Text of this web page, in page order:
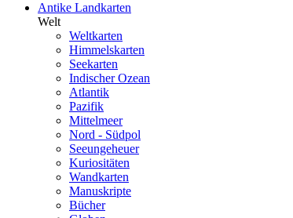
Antike Landkarten
Welt
Weltkarten
Himmelskarten
Seekarten
Indischer Ozean
Atlantik
Pazifik
Mittelmeer
Nord - Südpol
Seeungeheuer
Kuriositäten
Wandkarten
Manuskripte
Bücher